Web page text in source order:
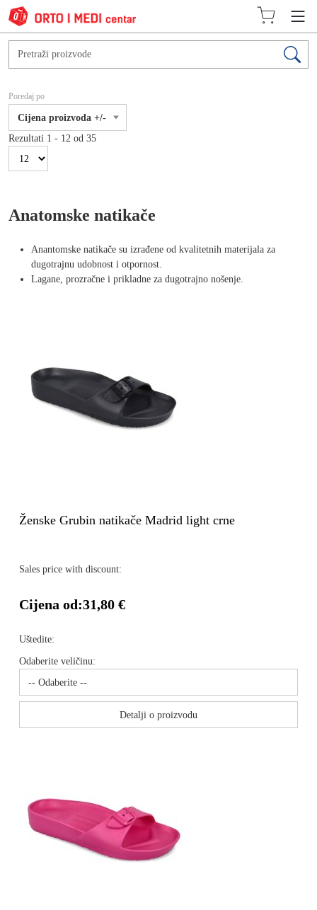
Poredaj po
Cijena proizvoda +/-
Rezultati 1 - 12 od 35
Anatomske natikače
Anantomske natikače su izrađene od kvalitetnih materijala za
dugotrajnu udobnost i otpornost.
Lagane, prozračne i prikladne za dugotrajno nošenje.
Ženske Grubin natikače Madrid light crne
Sales price with discount:
Cijena od:31,80 €
Uštedite:
Odaberite veličinu:
Detalji o proizvodu